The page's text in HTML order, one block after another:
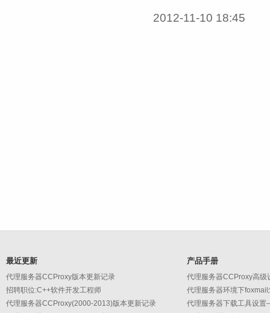
2012-11-10 18:45
最近更新
代理服务器CCProxy版本更新记录
招聘职位:C++软件开发工程师
代理服务器CCProxy(2000-2013)版本更新记录
产品手册
代理服务器环境下